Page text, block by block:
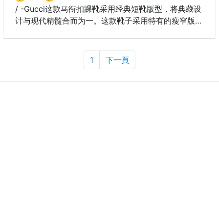
品名：100%防水抗菌床包保潔墊
為了更好睡眠💤品質💥很要求床墊并不要滋生細菌的
買家您們，已經一段時間了，您家的床保潔墊該換了，
💯防水保潔墊。給您Cp值獨立筒彈簧床可以包覆到35
/ -Gucci这款马衔扣踝靴采用经典短靴版型，将典藏设
计与现代精髓合而为一。这款靴子采用特有的瘦窄版
马衔扣
1 下一頁